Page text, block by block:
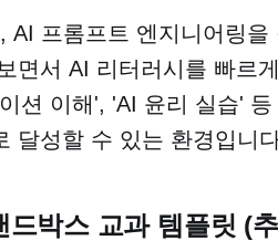
프롬프트 엔지니어링을
면서 AI 리터러시를 빠르
션 이해', 'AI 윤리 실습'
달성할 수 있는 환경입니
박스 교과 템플릿 (